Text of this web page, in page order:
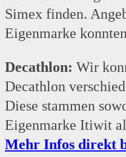
Simex finden.
Eigenmarke
Decathlon: Wir
Decathlon
Diese stammen
Eigenmarke Itiwit
Mehr Infos direkt